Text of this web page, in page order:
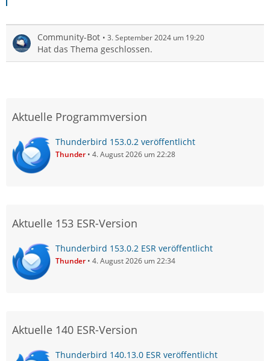
Community-Bot 3. September 2024 um 19:20
Hat das Thema geschlossen.
Aktuelle Programmversion
Thunderbird 153.0.2 veröffentlicht
Thunder 4. August 2026 um 22:28
Aktuelle 153 ESR-Version
Thunderbird 153.0.2 ESR veröffentlicht
Thunder 4. August 2026 um 22:34
Aktuelle 140 ESR-Version
Thunderbird 140.13.0 ESR veröffentlicht